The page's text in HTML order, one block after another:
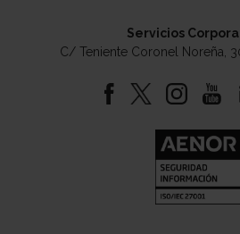
Servicios
C/ Teniente Coronel Noreña,